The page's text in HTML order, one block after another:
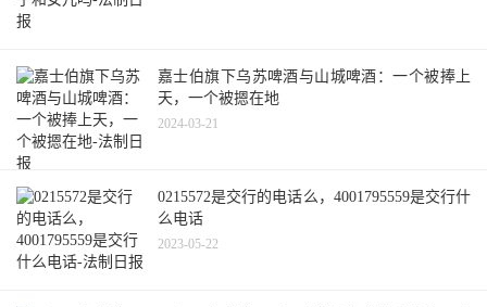
嘉士伯旗下乌苏啤酒与山城啤酒：一个被捧上
天，一个被摁在地
2024-03-21
0215572是交行的电话么，4001795559是交行什
么电话
2023-05-22